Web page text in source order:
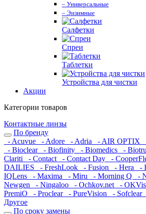
– Универсальные
– Энзимные
Салфетки
Спреи
Таблетки
Устройства для чистки
Акции
Категории товаров
Контактные линзы
По бренду
- Acuvue
- Adore - Adria - AIR OPTIX
- Bioclear
- Biofinity - Biomedics -
Clariti
- Contact - Contact Day -
DAILIES
- FreshLook - Fusion - Hera -
IQLens
- Maxima - Miru - Morning Q -
Newgen
- Ningaloo - Ochkov.net -
PremiO
- Proclear - PureVision - Sofclear
Другое
По сроку замены